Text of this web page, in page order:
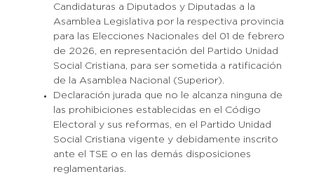
Candidaturas a Diputados y Diputadas a la
Asamblea Legislativa por la respectiva provincia
para las Elecciones Nacionales del 01 de febrero
de 2026, en representación del Partido Unidad
Social Cristiana, para ser sometida a ratificación
de la Asamblea Nacional (Superior).
Declaración jurada que no le alcanza ninguna de
las prohibiciones establecidas en el Código
Electoral y sus reformas, en el Partido Unidad
Social Cristiana vigente y debidamente inscrito
ante el TSE o en las demás disposiciones
reglamentarias.